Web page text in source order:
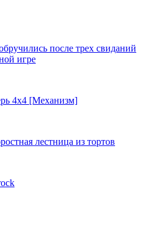
после трех свиданий
игре
4х4 [Механизм]
лестница из тортов